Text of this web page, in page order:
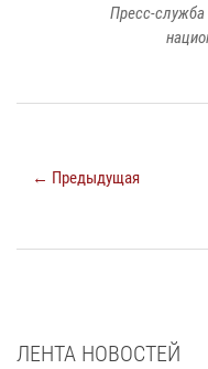
Пресс-служба
← Предыдущая
ЛЕНТА НОВОСТЕЙ